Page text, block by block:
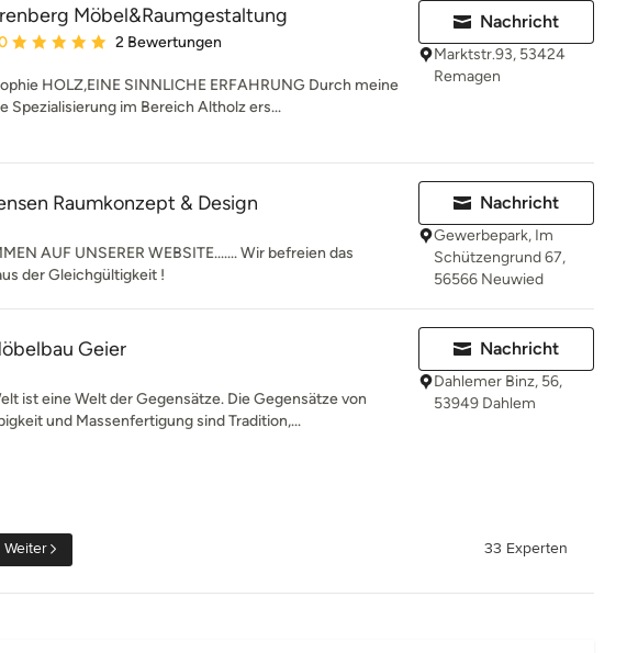
Möbel&Raumgestaltung
Bewertung: 5 von 5 Sternen
2 Bewertungen
HOLZ,EINE SINNLICHE ERFAHRUNG Durch meine
Spezialisierung im Bereich Altholz ers...
Nachricht
Marktstr.93, 53424
Remagen
Raumkonzept & Design
AUF UNSERER WEBSITE....... Wir befreien das
der Gleichgültigkeit !
Nachricht
Gewerbepark, Im
Schützengrund 67,
56566 Neuwied
Geier
ist eine Welt der Gegensätze. Die Gegensätze von
und Massenfertigung sind Tradition,...
Nachricht
Dahlemer Binz, 56,
53949 Dahlem
Weiter 33 Experten